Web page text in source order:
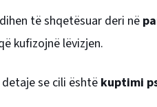
të shqetësuar deri në
kufizojnë lëvizjen.
se cili ështëkuptimi